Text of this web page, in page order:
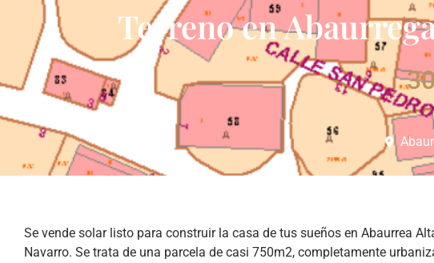
Terreno en
Se vende solar listo para construir la casa de tus sueños en Abaurrea
Navarro. Se trata de una parcela de casi 750m2, completamente